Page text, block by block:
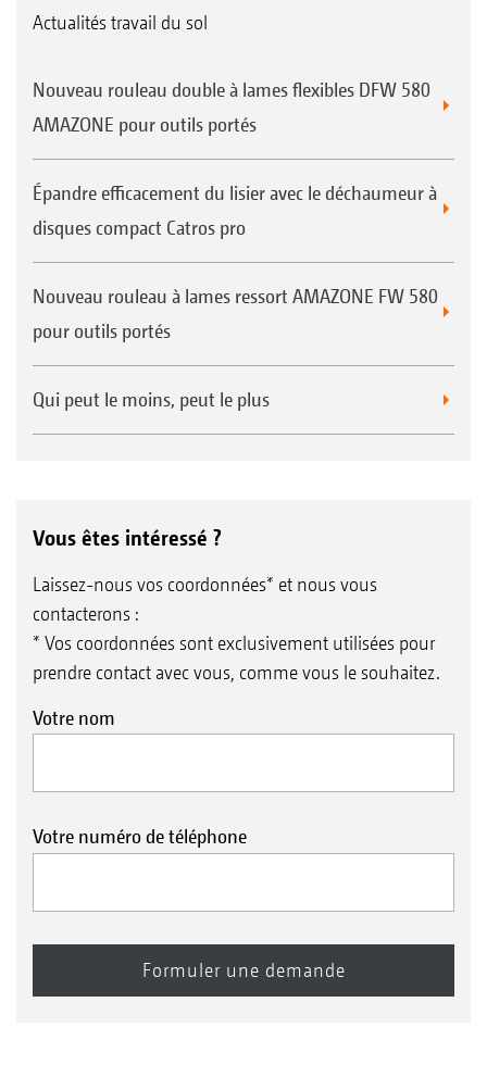
Actualités travail du sol
Nouveau rouleau double à lames flexibles DFW 580
AMAZONE pour outils portés
Épandre efficacement du lisier avec le déchaumeur à
disques compact Catros pro
Nouveau rouleau à lames ressort AMAZONE FW 580
pour outils portés
Qui peut le moins, peut le plus
Vous êtes intéressé ?
Laissez-nous vos coordonnées* et nous vous
contacterons :
* Vos coordonnées sont exclusivement utilisées pour
prendre contact avec vous, comme vous le souhaitez.
Votre nom
Votre numéro de téléphone